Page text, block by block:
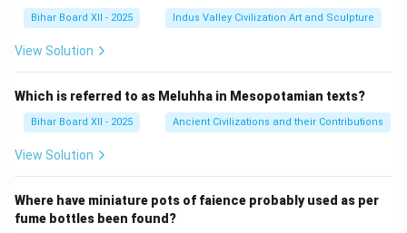
Bihar Board XII - 2025 Indus Valley Civilization Art and Sculpture
View Solution
Which is referred to as Meluhha in Mesopotamian texts?
Bihar Board XII - 2025 Ancient Civilizations and their Contributions
View Solution
Where have miniature pots of faience probably used as per
fume bottles been found?